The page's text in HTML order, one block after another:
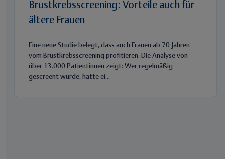
Brustkrebsscreening: Vorteile auch für
ältere Frauen
Eine neue Studie belegt, dass auch Frauen ab 70 Jahren
vom Brustkrebsscreening profitieren. Die Analyse von
über 13.000 Patientinnen zeigt: Wer regelmäßig
gescreent wurde, hatte ei...